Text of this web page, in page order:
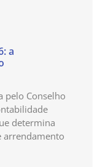
a
pelo Conselho
determina
arrendamento